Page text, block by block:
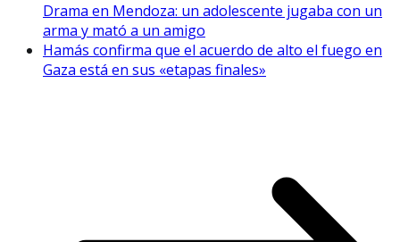
Drama en Mendoza: un adolescente jugaba con un
arma y mató a un amigo
Hamás confirma que el acuerdo de alto el fuego en
Gaza está en sus «etapas finales»